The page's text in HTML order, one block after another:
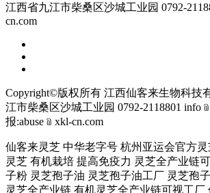
江西省九江市柴桑区沙城工业园 0792-
cn.com
Copyright©版权所有 江西仙客来生物科技
江市柴桑区沙城工业园 0792-2118801
报:abuse﹫xkl-cn.com
仙客来灵芝 中华老字号 杭州亚运会官方
灵芝 有机栽培 提高免疫力 灵芝全产业链
子粉 灵芝孢子油 灵芝孢子油工厂 灵芝孢
灵芝全产业链 有机灵芝全产业链可视工厂